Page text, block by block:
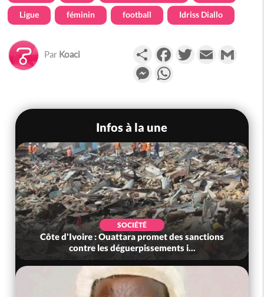
Ligue féminin football Idriss Diallo
Par Koaci PartagerFacebookTwitterEmail
Messenger
Infos à la une
SOCIÉTÉ
Côte d'Ivoire : Ouattara promet des sanctions
contre les déguerpissements i...